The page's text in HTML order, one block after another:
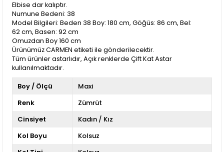
Elbise dar kalıptır.
Numune Bedeni: 38
Model Bilgileri: Beden 38 Boy: 180 cm, Göğüs: 86 cm, Bel:
62 cm, Basen: 92 cm
Omuzdan Boy 160 cm
Ürünümüz CARMEN etiketi ile gönderilecektir.
Tüm ürünler astarlıdır, Açık renklerde Çift Kat Astar
kullanılmaktadır.
Boy / Ölçü
Maxi
Renk
Zümrüt
Cinsiyet
Kadın / Kız
Kol Boyu
Kolsuz